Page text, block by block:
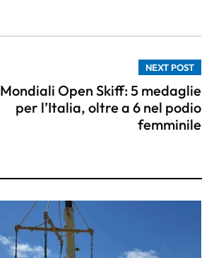
NEXT POST
Mondiali Open Skiff: 5 medaglie
per l’Italia, oltre a 6 nel podio
femminile